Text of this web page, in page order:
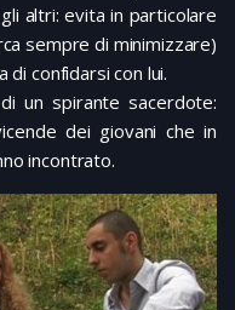
altri: evita in particolare
sempre di minimizzare)
confidarsi con lui.
un spirante sacerdote:
dei giovani che in
incontrato.